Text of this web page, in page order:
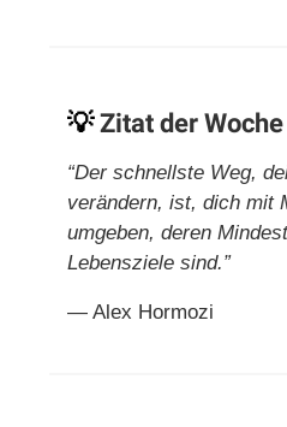
💡Zitat der Woche
“Der schnellste Weg,
verändern, ist, dich mit
umgeben, deren
Lebensziele sind.”
— Alex Hormozi